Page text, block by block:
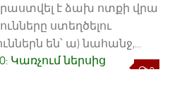
է ձախ ոտքի վրա
ստեղծելու
են՝ ա) նահանջ,...
0